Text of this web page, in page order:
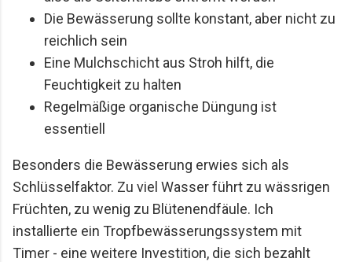
Die Bewässerung sollte konstant, aber nicht zu
reichlich sein
Eine Mulchschicht aus Stroh hilft, die
Feuchtigkeit zu halten
Regelmäßige organische Düngung ist
essentiell
Besonders die Bewässerung erwies sich als
Schlüsselfaktor. Zu viel Wasser führt zu wässrigen
Früchten, zu wenig zu Blütenendfäule. Ich
installierte ein Tropfbewässerungssystem mit
Timer - eine weitere Investition, die sich bezahlt